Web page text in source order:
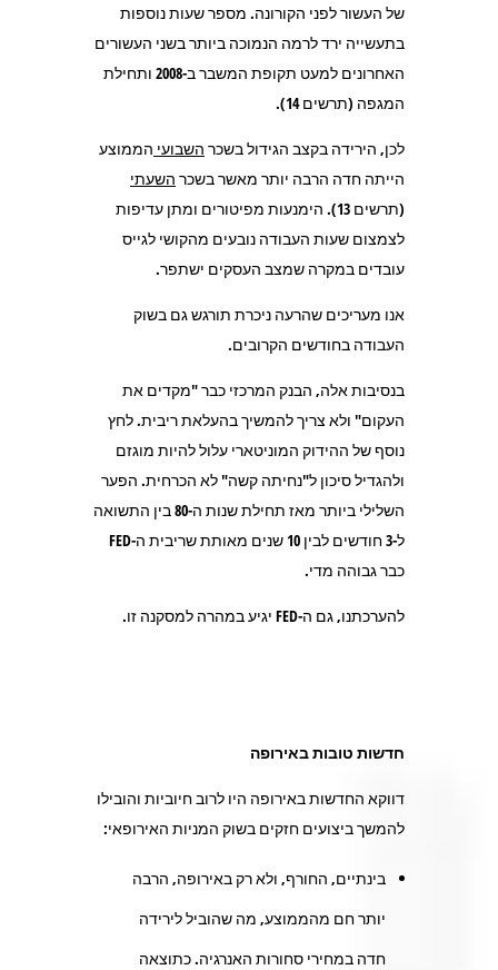
של העשור לפני הקורונה. מספר שעות נוספות
בתעשייה ירד לרמה הנמוכה ביותר בשני העשורים
האחרונים למעט תקופת המשבר ב-2008 ותחילת
המגפה (תרשים 14).
לכן, הירידה בקצב הגידול בשכר השבועי הממוצע
הייתה חדה הרבה יותר מאשר בשכר השעתי
(תרשים 13). הימנעות מפיטורים ומתן עדיפות
לצמצום שעות העבודה נובעים מהקושי לגייס
עובדים במקרה שמצב העסקים ישתפר.
אנו מעריכים שהרעה ניכרת תורגש גם בשוק
העבודה בחודשים הקרובים.
בנסיבות אלה, הבנק המרכזי כבר "מקדים את
העקום" ולא צריך להמשיך בהעלאת ריבית. לחץ
נוסף של ההידוק המוניטארי עלול להיות מוגזם
ולהגדיל סיכון ל"נחיתה קשה" לא הכרחית. הפער
השלילי ביותר מאז תחילת שנות ה-80 בין התשואה
ל-3 חודשים לבין 10 שנים מאותת שריבית ה-FED
כבר גבוהה מדי.
להערכתנו, גם ה-FED יגיע במהרה למסקנה זו.
חדשות טובות באירופה
דווקא החדשות באירופה היו לרוב חיוביות והובילו
להמשך ביצועים חזקים בשוק המניות האירופאי:
בינתיים, החורף, ולא רק באירופה, הרבה
יותר חם מהממוצע, מה שהוביל לירידה
חדה במחירי סחורות האנרגיה. כתוצאה